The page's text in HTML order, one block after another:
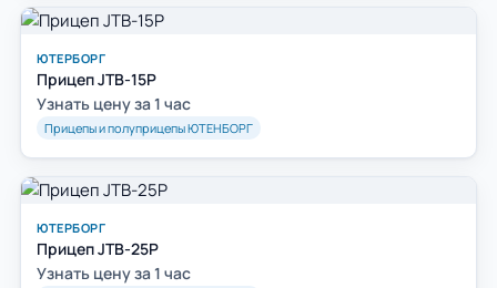
ЮТЕРБОРГ
Прицеп JTB-15P
Узнать цену за 1 час
Прицепы и полуприцепы ЮТЕНБОРГ
ЮТЕРБОРГ
Прицеп JTB-25P
Узнать цену за 1 час